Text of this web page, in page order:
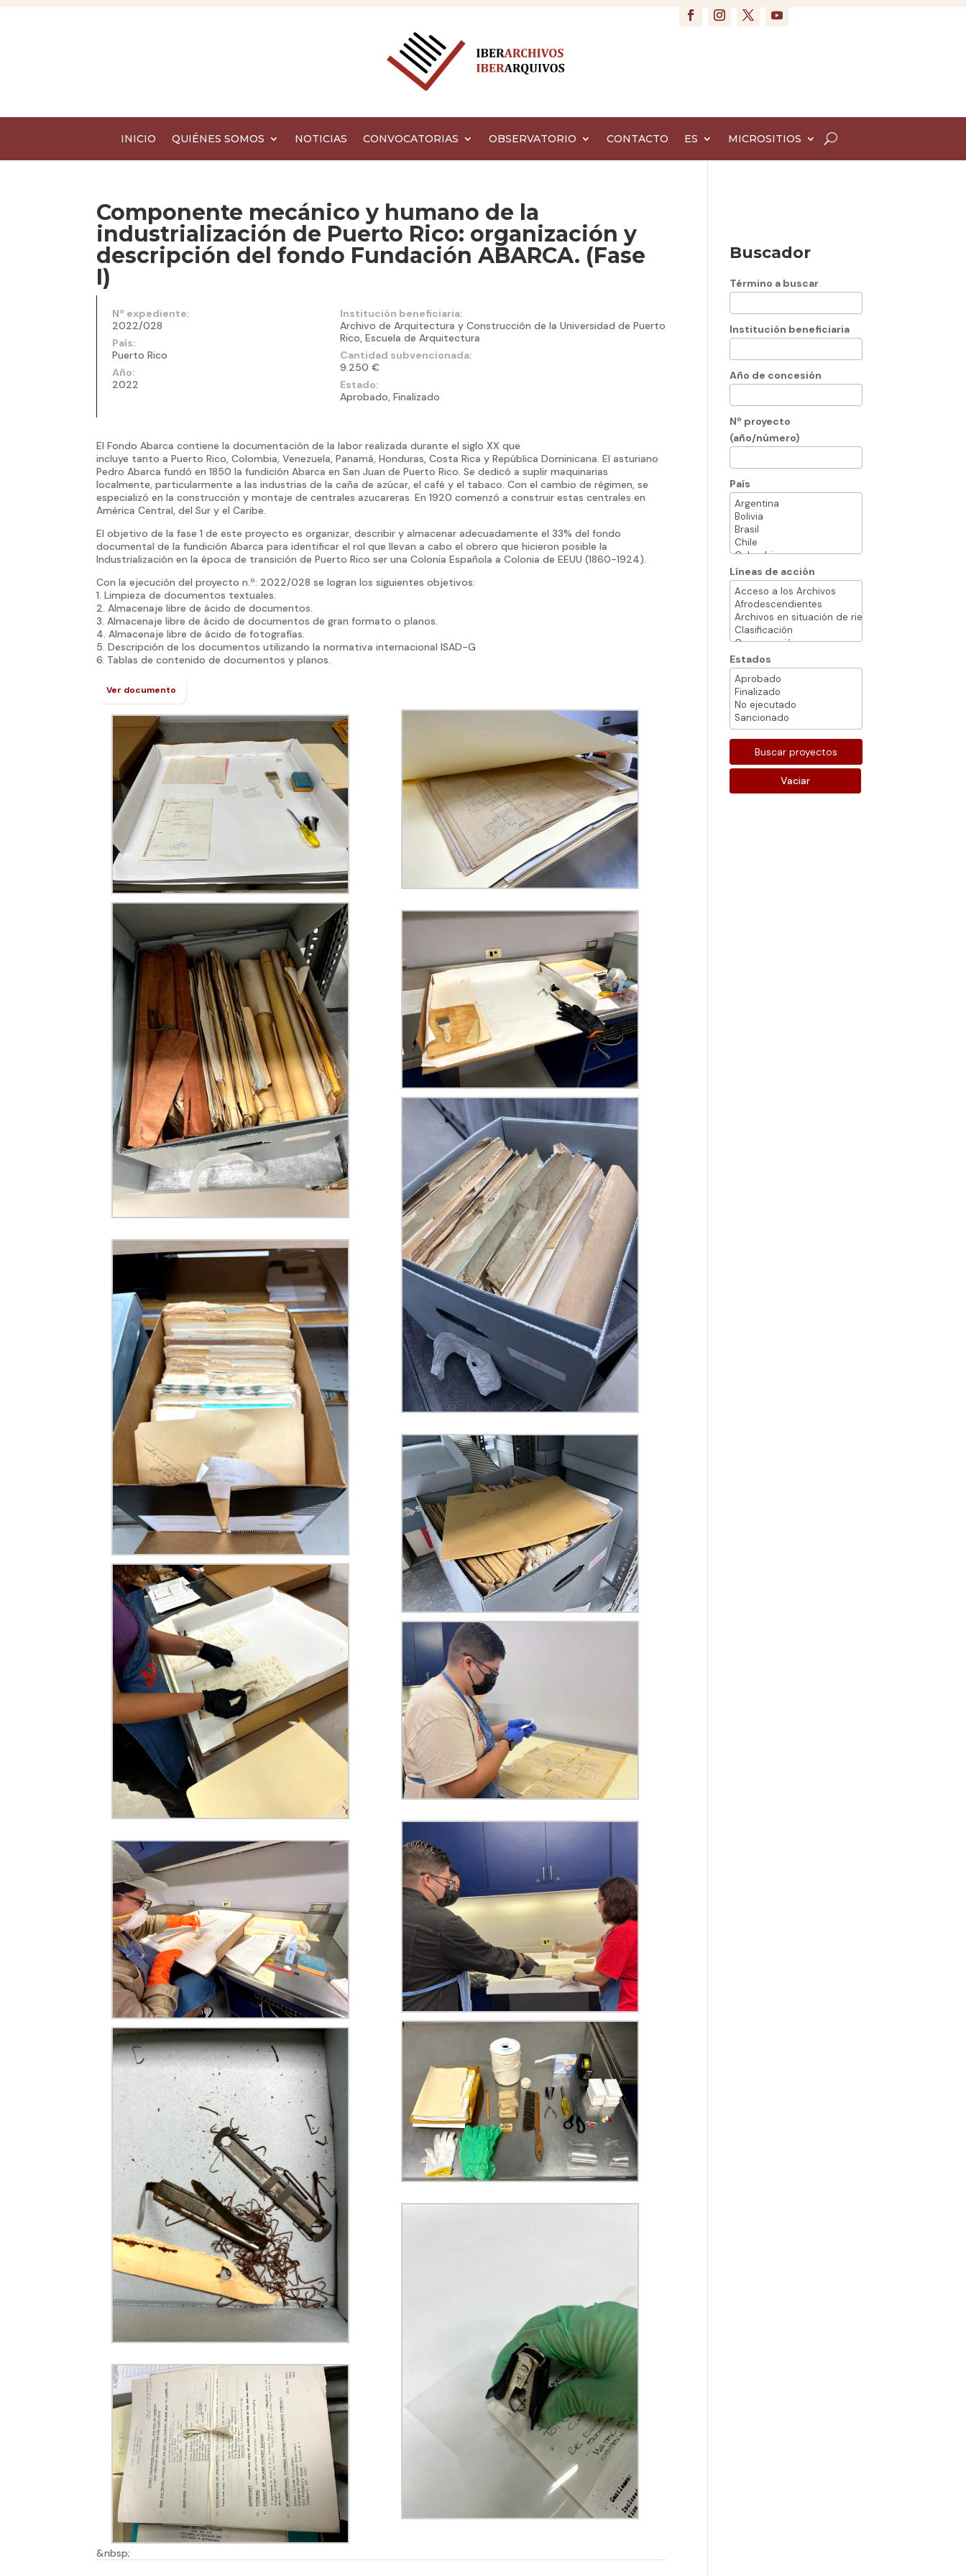
INICIO QUIÉNES SOMOS NOTICIAS CONVOCATORIAS OBSERVATORIO CONTACTO ES MICROSITIOS
Componente mecánico y humano de la
industrialización de Puerto Rico: organización y
descripción del fondo Fundación ABARCA. (Fase
I)
Nº expediente:
2022/028
País:
Puerto Rico
Año:
2022
Institución beneficiaria:
Archivo de Arquitectura y Construcción de la Universidad de Puerto
Rico, Escuela de Arquitectura
Cantidad subvencionada:
9.250 €
Estado:
Aprobado, Finalizado
El Fondo Abarca contiene la documentación de la labor realizada durante el siglo XX que
incluye tanto a Puerto Rico, Colombia, Venezuela, Panamá, Honduras, Costa Rica y República Dominicana. El asturiano
Pedro Abarca fundó en 1850 la fundición Abarca en San Juan de Puerto Rico. Se dedicó a suplir maquinarias
localmente, particularmente a las industrias de la caña de azúcar, el café y el tabaco. Con el cambio de régimen, se
especializó en la construcción y montaje de centrales azucareras. En 1920 comenzó a construir estas centrales en
América Central, del Sur y el Caribe.
El objetivo de la fase 1 de este proyecto es organizar, describir y almacenar adecuadamente el 33% del fondo
documental de la fundición Abarca para identificar el rol que llevan a cabo el obrero que hicieron posible la
Industrialización en la época de transición de Puerto Rico ser una Colonia Española a Colonia de EEUU (1860-1924).
Con la ejecución del proyecto n.º: 2022/028 se logran los siguientes objetivos:
1. Limpieza de documentos textuales.
2. Almacenaje libre de ácido de documentos.
3. Almacenaje libre de ácido de documentos de gran formato o planos.
4. Almacenaje libre de ácido de fotografías.
5. Descripción de los documentos utilizando la normativa internacional ISAD-G
6. Tablas de contenido de documentos y planos.
Ver documento
&nbsp;
Buscador
Término a buscar
Institución beneficiaria
Año de concesión
Nº proyecto
(año/número)
País
Líneas de acción
Estados
Vaciar